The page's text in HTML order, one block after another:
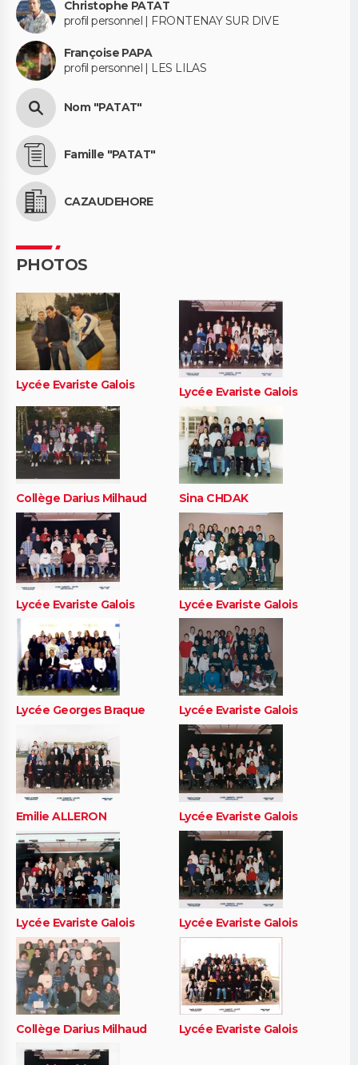
Christophe PATAT
profil personnel | FRONTENAY SUR DIVE
Françoise PAPA
profil personnel | LES LILAS
Nom "PATAT"
Famille "PATAT"
CAZAUDEHORE
PHOTOS
Lycée Evariste Galois Lycée Evariste Galois
Collège Darius Milhaud Sina CHDAK
Lycée Evariste Galois Lycée Evariste Galois
Lycée Georges Braque Lycée Evariste Galois
Emilie ALLERON Lycée Evariste Galois
Lycée Evariste Galois Lycée Evariste Galois
Collège Darius Milhaud Lycée Evariste Galois